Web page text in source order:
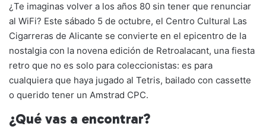
p
y
Li
n
k
ai
l
c
e
b
o
o
at
s
A
p
p
e
gr
a
m
m
p
ar
tir
¿Te imaginas volver a los años 80 sin tener que renunciar
al WiFi? Este sábado 5 de octubre, el Centro Cultural Las
Cigarreras de Alicante se convierte en el epicentro de la
nostalgia con la novena edición de Retroalacant, una fiesta
retro que no es solo para coleccionistas: es para
cualquiera que haya jugado al Tetris, bailado con cassette
o querido tener un Amstrad CPC.
¿Qué vas a encontrar?